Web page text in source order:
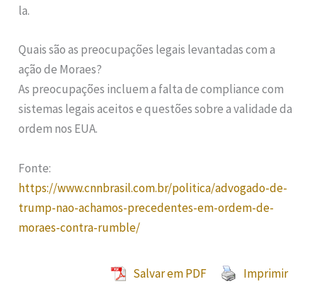
la.
Quais são as preocupações legais levantadas com a
ação de Moraes?
As preocupações incluem a falta de compliance com
sistemas legais aceitos e questões sobre a validade da
ordem nos EUA.
Fonte:
https://www.cnnbrasil.com.br/politica/advogado-de-
trump-nao-achamos-precedentes-em-ordem-de-
moraes-contra-rumble/
Salvar em PDF Imprimir